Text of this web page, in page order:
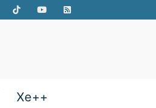
Xe++